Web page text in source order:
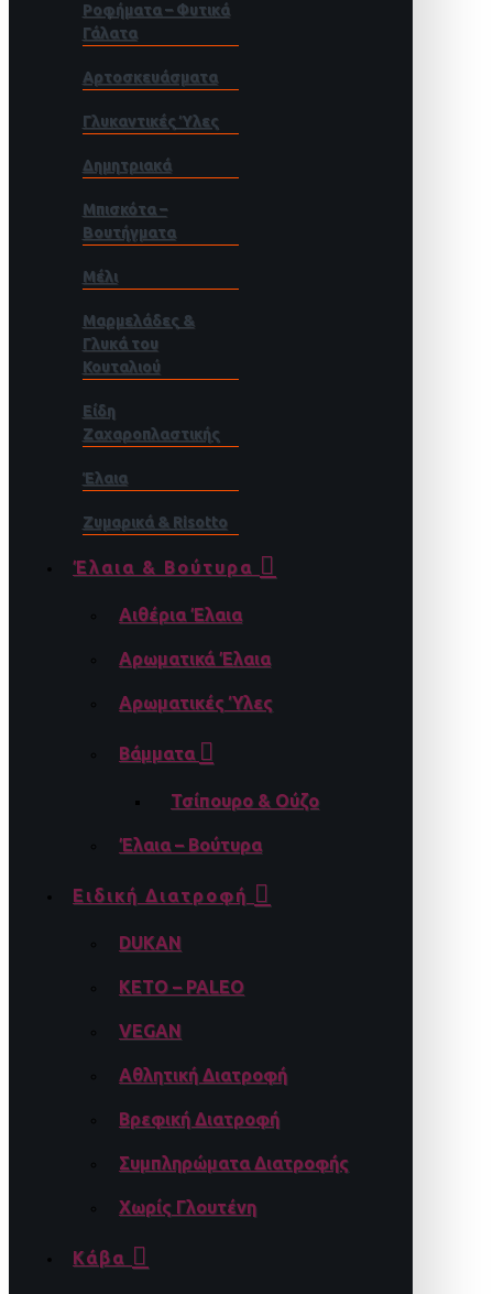
Ροφήματα – Φυτικά
Γάλατα
Αρτοσκευάσματα
Γλυκαντικές Ύλες
Δημητριακά
Μπισκότα –
Βουτήγματα
Μέλι
Μαρμελάδες &
Γλυκά του
Κουταλιού
Είδη
Ζαχαροπλαστικής
Έλαια
Ζυμαρικά & Risotto
Έλαια & Βούτυρα
Αιθέρια Έλαια
Αρωματικά Έλαια
Αρωματικές Ύλες
Βάμματα
Τσίπουρο & Ούζο
Έλαια – Βούτυρα
Ειδική Διατροφή
DUKAN
KETO – PALEO
VEGAN
Αθλητική Διατροφή
Βρεφική Διατροφή
Συμπληρώματα Διατροφής
Χωρίς Γλουτένη
Κάβα